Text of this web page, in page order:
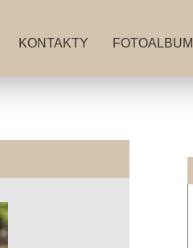
KONTAKTY FOTOALBUM